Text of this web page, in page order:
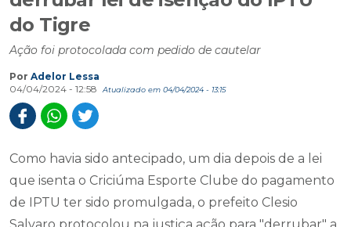
do Tigre
Ação foi protocolada com pedido de cautelar
Por Adelor Lessa
04/04/2024 - 12:58
Atualizado em 04/04/2024 - 13:15
Como havia sido antecipado, um dia depois de a lei
que isenta o Criciúma Esporte Clube do pagamento
de IPTU ter sido promulgada, o prefeito Clesio
Salvaro protocolou na justiça ação para "derrubar" a